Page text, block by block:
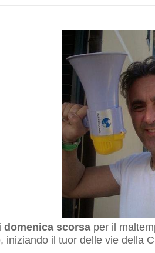
scorsa per il
iniziando il tuor delle vie della